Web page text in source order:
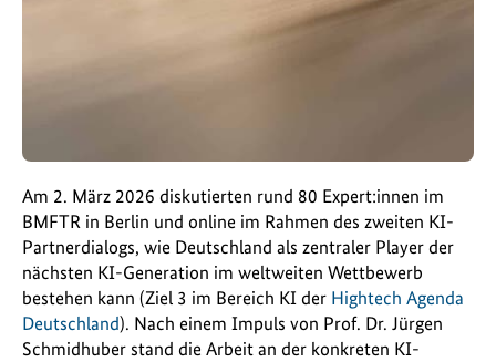
Am 2. März 2026 diskutierten rund 80 Expert:innen im
BMFTR in Berlin und online im Rahmen des zweiten KI-
Partnerdialogs, wie Deutschland als zentraler Player der
nächsten KI-Generation im weltweiten Wettbewerb
bestehen kann (Ziel 3 im Bereich KI der Hightech Agenda
Deutschland). Nach einem Impuls von Prof. Dr. Jürgen
Schmidhuber stand die Arbeit an der konkreten KI-